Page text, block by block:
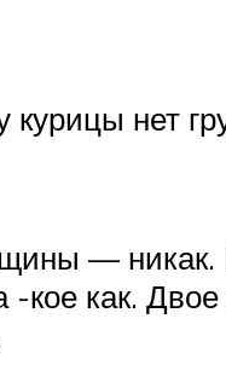
курицы нет
— никак.
-кое как.